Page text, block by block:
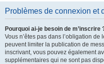
Problèmes de connexion et
Pourquoi ai-je besoin de m’inscrire
Vous n’êtes pas dans l’obligation
peuvent limiter la publication de
inscrivant, vous pouvez également
supplémentaires qui ne sont pas